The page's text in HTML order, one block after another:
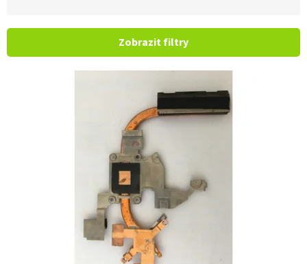
Zobrazit filtry
Výpis produktů